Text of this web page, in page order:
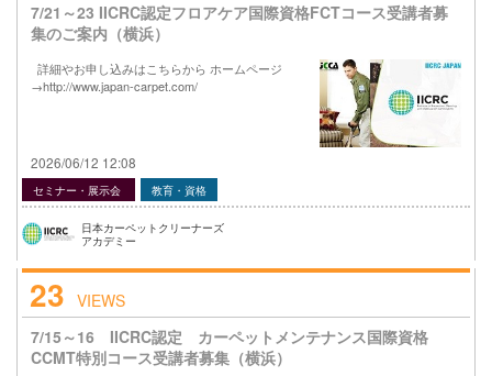
7/21～23 IICRC認定フロアケア国際資格FCTコース受講者募
集のご案内（横浜）
詳細やお申し込みはこちらから ホームページ
→http://www.japan-carpet.com/
2026/06/12 12:08
セミナー・展示会 教育・資格
日本カーペットクリーナーズ
アカデミー
23 VIEWS
7/15～16 IICRC認定 カーペットメンテナンス国際資格
CCMT特別コース受講者募集（横浜）